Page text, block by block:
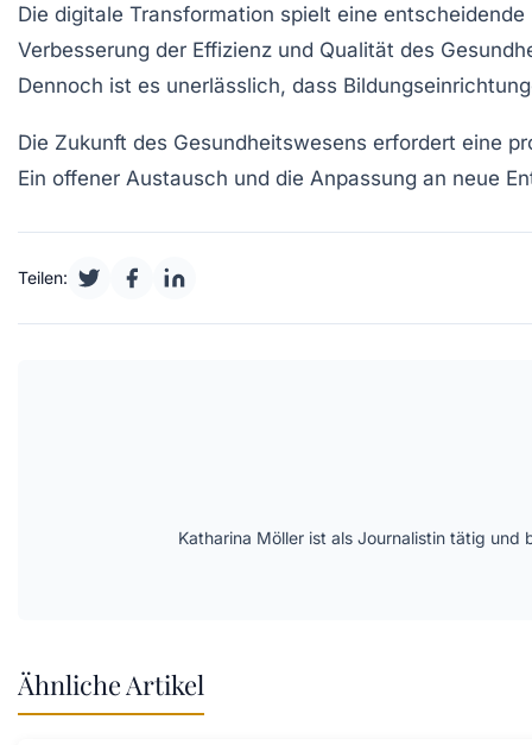
Die digitale Transformation spielt eine
Verbesserung der Effizienz und Qualität des
Dennoch ist es unerlässlich, dass
Die Zukunft des Gesundheitswesens erfordert eine
Ein offener Austausch und die Anpassung an neue
Teilen:
Katharina Möller ist als Journalistin tätig
Ähnliche Artikel